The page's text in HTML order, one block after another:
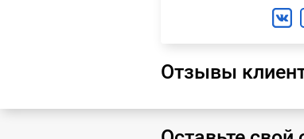
Отзывы